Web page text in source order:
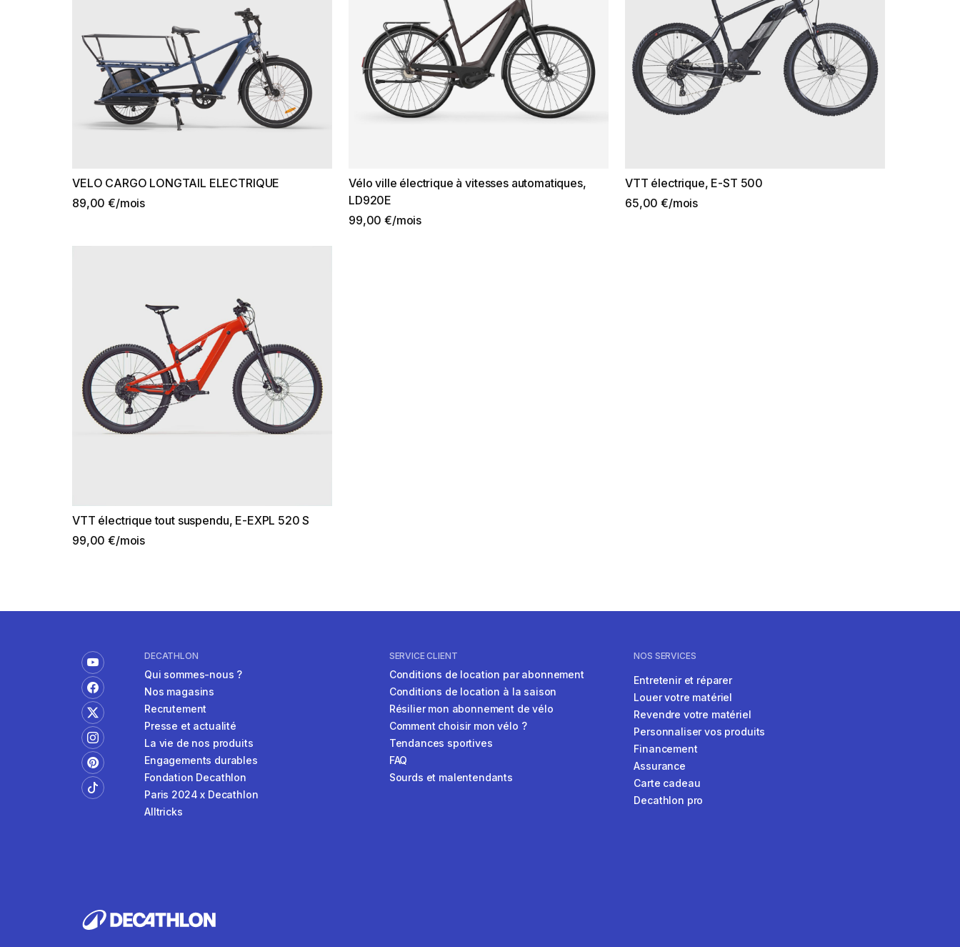
VELO CARGO LONGTAIL ELECTRIQUE
89,00 €/mois
Vélo ville électrique à vitesses automatiques,
LD920E
99,00 €/mois
VTT électrique, E-ST 500
65,00 €/mois
VTT électrique tout suspendu, E-EXPL 520 S
99,00 €/mois
DECATHLON
Qui sommes-nous ?
Nos magasins
Recrutement
Presse et actualité
La vie de nos produits
Engagements durables
Fondation Decathlon
Paris 2024 x Decathlon
Alltricks
SERVICE CLIENT
Conditions de location par abonnement
Conditions de location à la saison
Résilier mon abonnement de vélo
Comment choisir mon vélo ?
Tendances sportives
FAQ
Sourds et malentendants
NOS SERVICES
Entretenir et réparer
Louer votre matériel
Revendre votre matériel
Personnaliser vos produits
Financement
Assurance
Carte cadeau
Decathlon pro